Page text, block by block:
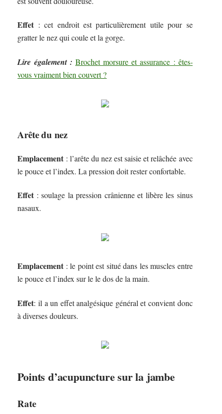
Effet : cet endroit est particulièrement utile pour se
gratter le nez qui coule et la gorge.
Lire également : Brochet morsure et assurance : êtes-
vous vraiment bien couvert ?
Arête du nez
Emplacement : l’arête du nez est saisie et relâchée avec
le pouce et l’index. La pression doit rester confortable.
Effet : soulage la pression crânienne et libère les sinus
nasaux.
Emplacement : le point est situé dans les muscles entre
le pouce et l’index sur le le dos de la main.
Effet: il a un effet analgésique général et convient donc
à diverses douleurs.
Points d’acupuncture sur la jambe
Rate